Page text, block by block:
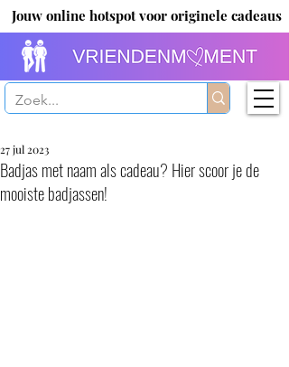
Jouw online hotspot voor originele cadeaus
Badjas met naam als cadeau? Hier scoor je de
mooiste badjassen!
27 jul 2023